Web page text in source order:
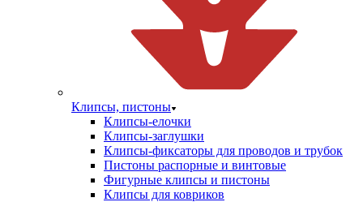
Клипсы, пистоны
Клипсы-елочки
Клипсы-заглушки
Клипсы-фиксаторы для проводов и трубок
Пистоны распорные и винтовые
Фигурные клипсы и пистоны
Клипсы для ковриков